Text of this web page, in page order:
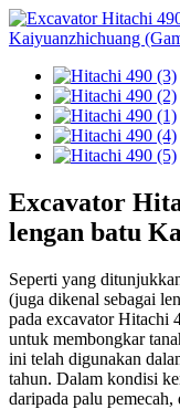
Excavator
lengan batu
Seperti yang
(juga dikenal sebagai
pada excavator Hitachi
untuk membongkar
ini telah digunakan
tahun. Dalam kondisi
daripada palu